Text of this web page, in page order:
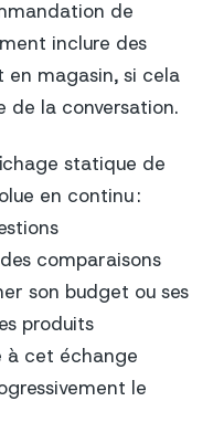
de
inclure des
en magasin, si cela
la conversation.
statique de
en continu :
comparaisons
son budget ou ses
produits
à cet échange
le